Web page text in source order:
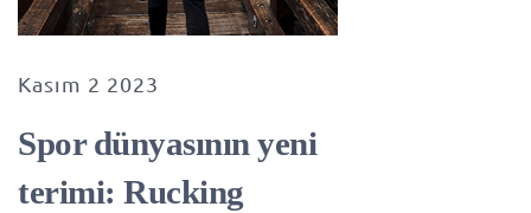
Kasım 2 2023
Spor dünyasının yeni
terimi: Rucking